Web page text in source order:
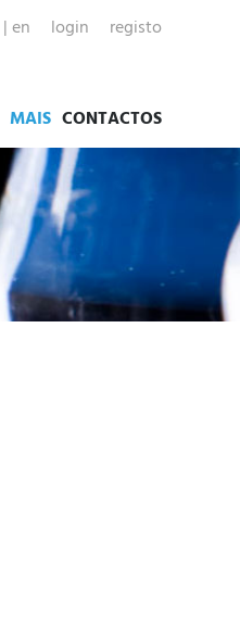
|en login registo
MAIS CONTACTOS